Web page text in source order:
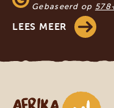
Gebaseerd op
LEES MEER
Afrika safari